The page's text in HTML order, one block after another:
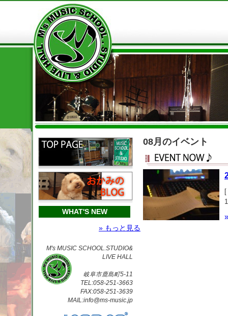
WHAT'S NEW
» もっと見る
M's MUSIC SCHOOL.STUDIO&
LIVE HALL
岐阜市鹿島町5-11
TEL:058-251-3663
FAX:058-251-3639
MAIL:info@ms-music.jp
08月のイベント